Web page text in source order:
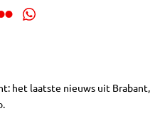
het laatste nieuws uit Brabant,